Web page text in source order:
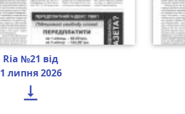
Ria №21 від
1 липня 2026
